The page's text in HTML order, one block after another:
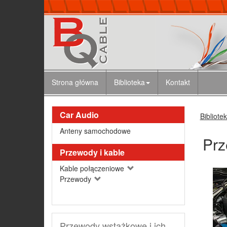
Strona główna Biblioteka Kontakt
Car Audio
Anteny samochodowe
Przewody i kable
Kable połączeniowe
Przewody